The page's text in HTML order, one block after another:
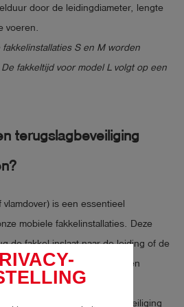
1 bar
Nm3/h methaan bij 1 bar
onder ideale omstandigheden ca.
door de leidingdiameter, lengte
voeren.
S en M worden
fakkeltijd voor model L volgt op een
terugslagbeveiliging
is een essentieel
mobiele fakkelinstallaties. Deze
de fakkel inslaat naar de leiding of de
tot gevaarlijke deflagraties en
In al onze mobiele
een geschikte terugslagbeveiliging